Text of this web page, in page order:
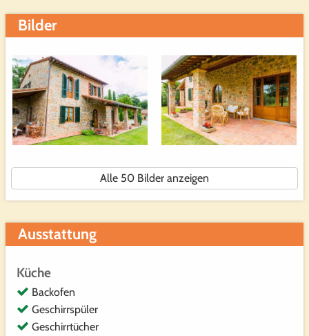
Esszimmer, eine Waschküche, Wohnzimmer mit Kamin
und eine private Terrasse mit Grill.
Es gibt 4 Badezimmer, 3 mit Dusche und eines mit
Badewanne.
Pool
Es gibt einen großen Gemeinschaftspool 15 m x 6 m, Tiefe:
1,20 bis 2,60 m, der Pool ist beheizbar.
Die Villa Stone hat noch einen privaten Pool
Private Terrasse mit Grill
Bilder
Alle 50 Bilder anzeigen
Ausstattung
Küche
Backofen
Geschirrspüler
Geschirrtücher